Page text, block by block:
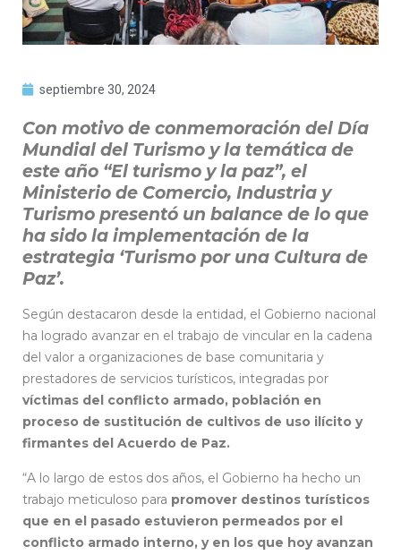
septiembre 30, 2024
Con motivo de conmemoración del Día
Mundial del Turismo y la temática de
este año “El turismo y la paz”, el
Ministerio de Comercio, Industria y
Turismo presentó un balance de lo que
ha sido la implementación de la
estrategia ‘Turismo por una Cultura de
Paz’.
Según destacaron desde la entidad, el Gobierno nacional
ha logrado avanzar en el trabajo de vincular en la cadena
del valor a organizaciones de base comunitaria y
prestadores de servicios turísticos, integradas por
víctimas del conflicto armado, población en
proceso de sustitución de cultivos de uso ilícito y
firmantes del Acuerdo de Paz.
“A lo largo de estos dos años, el Gobierno ha hecho un
trabajo meticuloso para promover destinos turísticos
que en el pasado estuvieron permeados por el
conflicto armado interno, y en los que hoy avanzan